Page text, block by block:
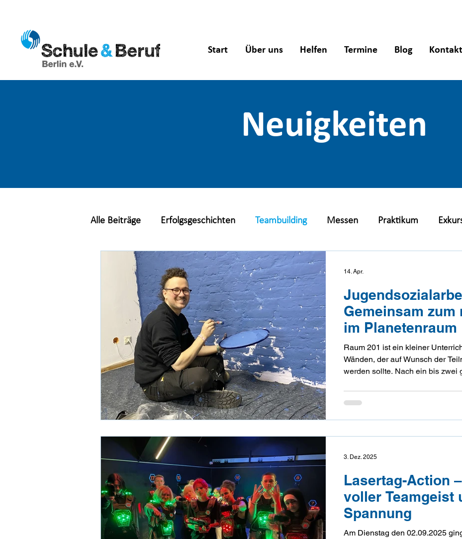
Start Über uns Helfen Termine Blog Kontakt
Neuigkeiten
Alle Beiträge Erfolgsgeschichten Teambuilding Messen Praktikum
Feste & Feiern Berufsorientierung Workshops
Gemeinsam zum
im Planetenraum
Raum 201 ist ein kleiner
Wänden, der auf Wunsch der
werden sollte. Nach ein bis zwei
14. Apr.
Lasertag-Action
voller Teamgeist
Spannung
Am Dienstag den 02.09.2025
3. Dez. 2025